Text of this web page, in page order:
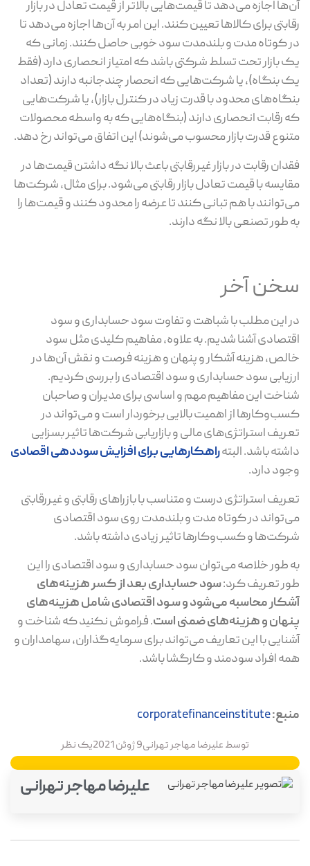
آن‌ها اجازه می‌دهد تا قیمت‌هایی بالاتر از قیمت تعادل در بازار
رقابتی برای کالاها تعیین کنند. این امر به آن‌ها اجازه می‌دهد تا
در کوتاه مدت و بلندمدت سود خوبی حاصل کنند. زمانی که
یک بازار تحت تسلط شرکتی باشد که امتیاز انحصاری دارد (فقط
یک بنگاه)، یا شرکت‌هایی که انحصار چندجانبه دارند (تعداد
بنگاه‌های محدود با قدرت زیاد در کنترل بازار)، یا شرکت‌هایی
که رقابت انحصاری دارند (بنگاه‌هایی که به واسطه محصولات
متنوع قدرت بازار محسوب می‌شوند) این اتفاق می‌تواند رخ دهد.
فقدان رقابت در بازار غیررقابتی باعث بالا نگه داشتن قیمت‌ها در
مقایسه با قیمت تعادل بازار رقابتی می‌شود. برای مثال، شرکت‌ها
می‌توانند با هم تبانی کنند تا عرضه را محدود کنند و قیمت‌ها را
به طور تصنعی بالا نگه دارند.
سخن آخر
در این مطلب با شباهت و تفاوت سود حسابداری و سود
اقتصادی آشنا شدیم. به علاوه، مفاهیم کلیدی مثل سود
خالص، هزینه آشکار و پنهان و هزینه فرصت و نقش آن‌ها در
ارزیابی سود حسابداری و سود اقتصادی را بررسی کردیم.
شناخت این مفاهیم مهم و اساسی برای مدیران و صاحبان
کسب‌وکارها از اهمیت بالایی برخوردار است و می‌تواند در
تعریف استراتژی‌های مالی و بازاریابی شرکت‌ها تاثیر بسزایی
داشته باشد. البتهراهکارهایی برای افزایش سوددهی اقصادی
وجود دارد.
تعریف استراتژی درست و متناسب با بازراهای رقابتی و غیررقابتی
می‌تواند در کوتاه مدت و بلندمدت روی سود اقتصادی
شرکت‌ها و کسب‌وکارها تاثیر زیادی داشته باشد.
به طور خلاصه می‌توان سود حسابداری و سود اقتصادی را این
طور تعریف کرد:سود حسابداری بعد از کسر هزینه‌های
آشکار محاسبه می‌شود و سـود اقتصادی شامل هزینه‌های
پنهان و هزینه‌های ضمنی است. فراموش نکنید که شناخت و
آشنایی با این تعاریف می‌تواند برای سرمایه‌گذاران، سهامداران و
همه افراد سودمند و کارگشا باشد.
منبع:corporatefinanceinstitute
توسطعلیرضا مهاجر تهرانی9 ژوئن 2021 یک نظر
علیرضا مهاجر تهرانی